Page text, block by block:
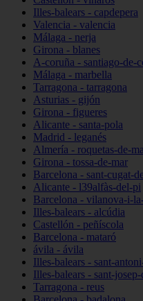
Illes-balears - capdepera
Valencia - valencia
Málaga - nerja
Girona - blanes
A-coruña - santiago-de-
Málaga - marbella
Tarragona - tarragona
Asturias - gijón
Girona - figueres
Alicante - santa-pola
Madrid - leganés
Almería - roquetas-de-
Girona - tossa-de-mar
Barcelona - sant-cugat-
Alicante - l39alfàs-del-pi
Barcelona - vilanova-i-
Illes-balears - alcúdia
Castellón - peñíscola
Barcelona - mataró
ávila - ávila
Illes-balears - sant-
Illes-balears - sant-josep-
Tarragona - reus